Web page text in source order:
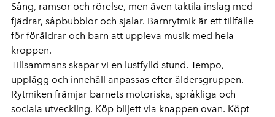
Sång, ramsor och rörelse, men även taktila inslag med
fjädrar, såpbubblor och sjalar. Barnrytmik är ett tillfälle
för föräldrar och barn att uppleva musik med hela
kroppen.
Tillsammans skapar vi en lustfylld stund. Tempo,
upplägg och innehåll anpassas efter åldersgruppen.
Rytmiken främjar barnets motoriska, språkliga och
sociala utveckling. Köp biljett via knappen ovan. Köpt